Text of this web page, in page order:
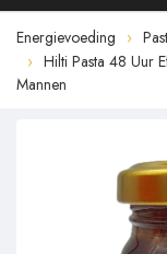
Energievoeding
Hilti Pasta 48 Uur
Mannen